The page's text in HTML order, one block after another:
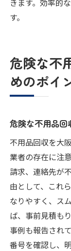
きます。効率的
す。
危険な不
めのポイ
危険な不用品回
不用品回収を大
業者の存在に注
請求、連絡先が
由として、これ
なりやすく、ス
ば、事前見積も
事例も報告され
番号を確認し、